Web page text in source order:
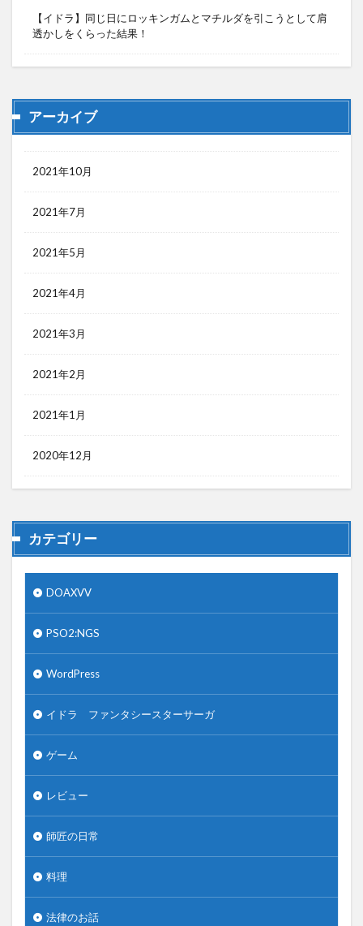
【イドラ】同じ日にロッキンガムとマチルダを引こうとして肩
透かしをくらった結果！
アーカイブ
2021年10月
2021年7月
2021年5月
2021年4月
2021年3月
2021年2月
2021年1月
2020年12月
カテゴリー
DOAXVV
PSO2:NGS
WordPress
イドラ ファンタシースターサーガ
ゲーム
レビュー
師匠の日常
料理
法律のお話